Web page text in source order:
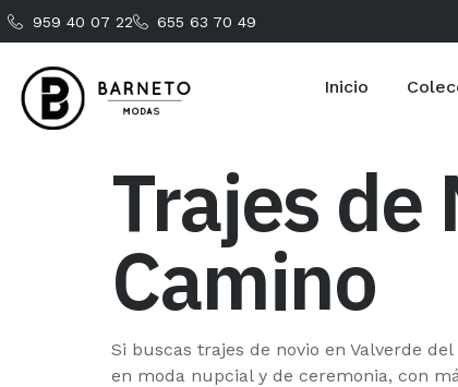
959 40 07 22 655 63 70 49
Inicio
Trajes de
Camino
Si buscas trajes de novio en Valverde
en moda nupcial y de ceremonia, con